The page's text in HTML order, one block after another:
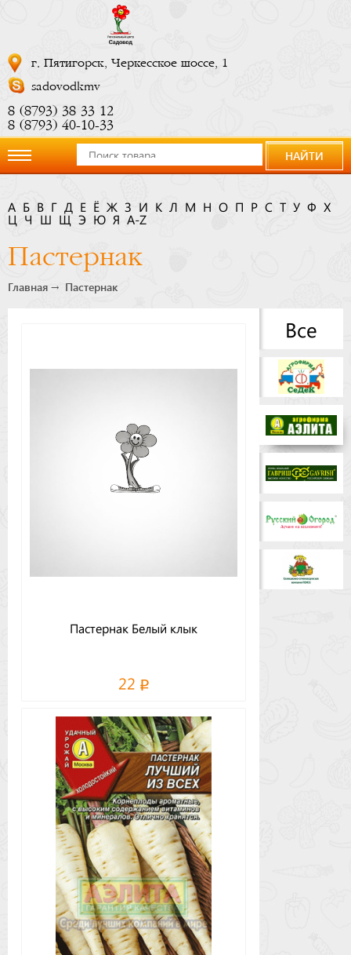
г. Пятигорск, Черкесское шоссе, 1
sadovodkmv
8 (8793) 38 33 12
8 (8793) 40-10-33
компании
Новости
Бренды
НАЙТИ
А Б В Г Д Е Ё Ж З И К Л М Н О П Р С Т У Ф
Х
Ч Э Ю Я A-Z
Пастернак
Главная Пастернак
Пастернак Белый клык
22
Все